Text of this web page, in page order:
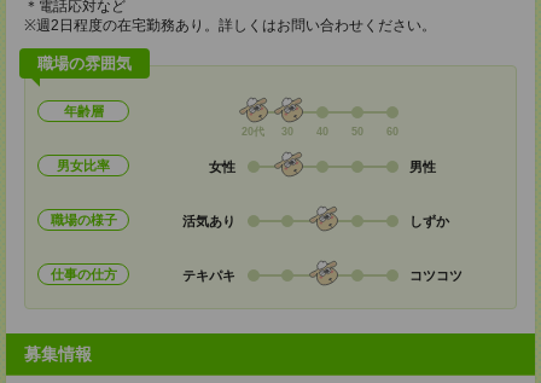
＊電話応対など
※週2日程度の在宅勤務あり。詳しくはお問い合わせください。
職場の雰囲気
年齢層
20代 30 40 50 60
男女比率 女性 男性
職場の様子 活気あり しずか
仕事の仕方 テキパキ コツコツ
募集情報